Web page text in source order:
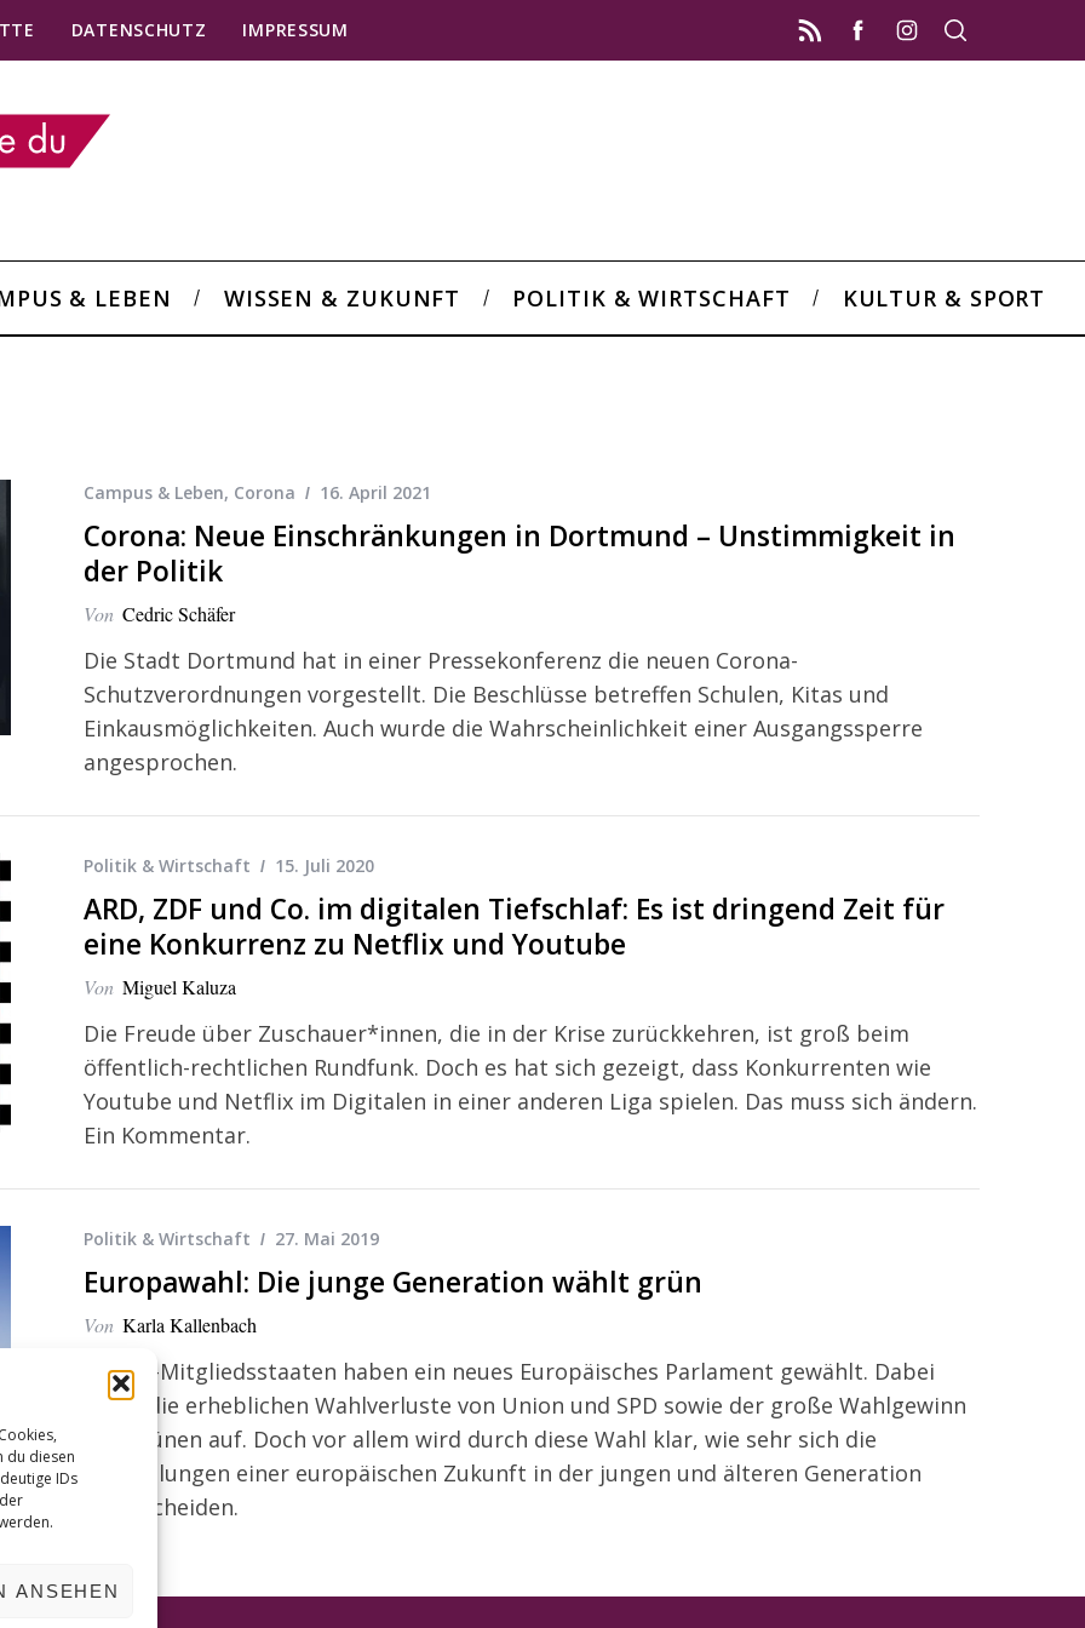
du diesen
IDs
ANSEHEN
DATENSCHUTZ IMPRESSUM
& LEBEN WISSEN & ZUKUNFT POLITIK & WIRTSCHAFT KULTUR & SPORT
Campus & Leben, Corona 16. April 2021
Corona: Neue Einschränkungen in Dortmund – Unstimmigkeit in
der Politik
Von Cedric Schäfer
Die Stadt Dortmund hat in einer Pressekonferenz die neuen Corona-
Schutzverordnungen vorgestellt. Die Beschlüsse betreffen Schulen, Kitas und
Einkausmöglichkeiten. Auch wurde die Wahrscheinlichkeit einer Ausgangssperre
angesprochen.
Politik & Wirtschaft 15. Juli 2020
ARD, ZDF und Co. im digitalen Tiefschlaf: Es ist dringend Zeit für
eine Konkurrenz zu Netflix und Youtube
Von Miguel Kaluza
Die Freude über Zuschauer*innen, die in der Krise zurückkehren, ist groß beim
öffentlich-rechtlichen Rundfunk. Doch es hat sich gezeigt, dass Konkurrenten wie
Youtube und Netflix im Digitalen in einer anderen Liga spielen. Das muss sich ändern.
Ein Kommentar.
Politik & Wirtschaft 27. Mai 2019
Europawahl: Die junge Generation wählt grün
Von Karla Kallenbach
Die EU-Mitgliedsstaaten haben ein neues Europäisches Parlament gewählt. Dabei
fallen die erheblichen Wahlverluste von Union und SPD sowie der große Wahlgewinn
der Grünen auf. Doch vor allem wird durch diese Wahl klar, wie sehr sich die
Vorstellungen einer europäischen Zukunft in der jungen und älteren Generation
unterscheiden.